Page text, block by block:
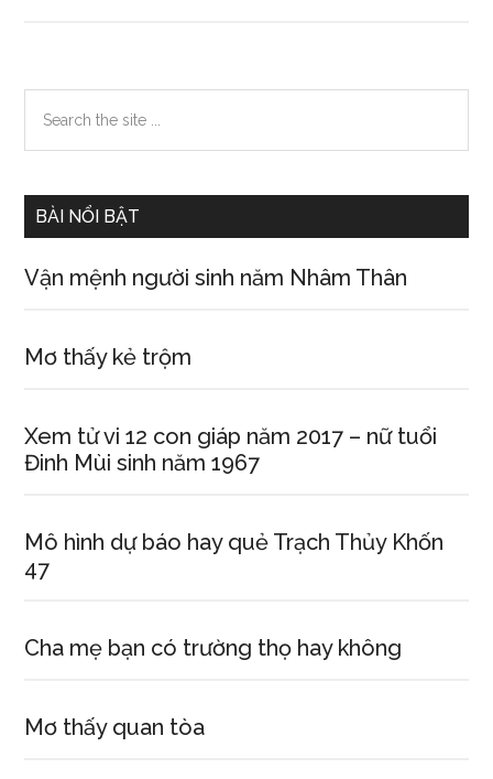
người
có
sao
Phủ
tọa
Sửu
Primary
Sidebar
the
BÀI NỔI BẬT
Vận mệnh người sinh năm Nhâm Thân
Mơ thấy kẻ trộm
Xem tử vi 12 con giáp năm 2017 – nữ tuổi
Đinh Mùi sinh năm 1967
Mô hình dự báo hay quẻ Trạch Thủy Khốn
47
Cha mẹ bạn có trường thọ hay không
Mơ thấy quan tòa